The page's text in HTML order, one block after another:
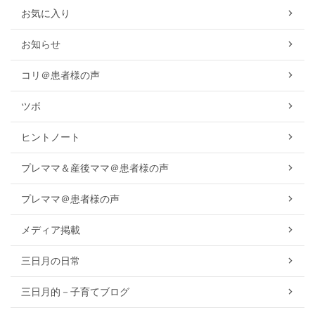
お気に入り
お知らせ
コリ＠患者様の声
ツボ
ヒントノート
プレママ＆産後ママ＠患者様の声
プレママ＠患者様の声
メディア掲載
三日月の日常
三日月的－子育てブログ